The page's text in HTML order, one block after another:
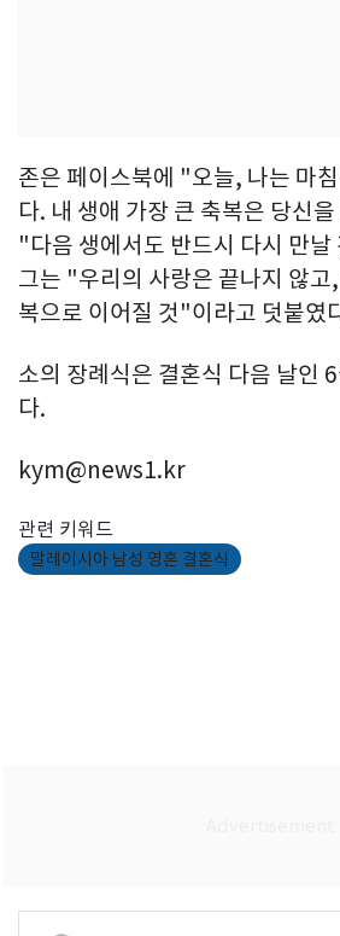
존은 페이스북에 "오늘, 나는 마
다. 내 생애 가장 큰 축복은 당신
"다음 생에서도 반드시 다시 만
그는 "우리의 사랑은 끝나지 않고
복으로 이어질 것"이라고 덧붙였
소의 장례식은 결혼식 다음 날인
다.
kym@news1.kr
관련 키워드
말레이시아 남성 영혼 결혼식